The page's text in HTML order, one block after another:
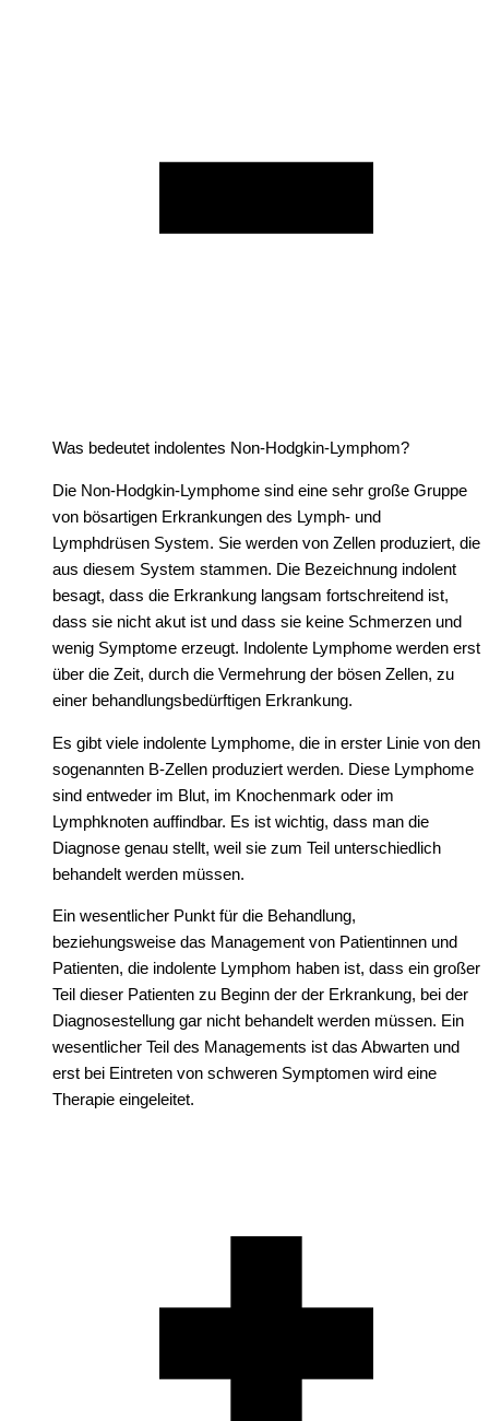
Was bedeutet indolentes Non-Hodgkin-Lymphom?
Die Non-Hodgkin-Lymphome sind eine sehr große Gruppe
von bösartigen Erkrankungen des Lymph- und
Lymphdrüsen System. Sie werden von Zellen produziert, die
aus diesem System stammen. Die Bezeichnung indolent
besagt, dass die Erkrankung langsam fortschreitend ist,
dass sie nicht akut ist und dass sie keine Schmerzen und
wenig Symptome erzeugt. Indolente Lymphome werden erst
über die Zeit, durch die Vermehrung der bösen Zellen, zu
einer behandlungsbedürftigen Erkrankung.
Es gibt viele indolente Lymphome, die in erster Linie von den
sogenannten B-Zellen produziert werden. Diese Lymphome
sind entweder im Blut, im Knochenmark oder im
Lymphknoten auffindbar. Es ist wichtig, dass man die
Diagnose genau stellt, weil sie zum Teil unterschiedlich
behandelt werden müssen.
Ein wesentlicher Punkt für die Behandlung,
beziehungsweise das Management von Patientinnen und
Patienten, die indolente Lymphom haben ist, dass ein großer
Teil dieser Patienten zu Beginn der der Erkrankung, bei der
Diagnosestellung gar nicht behandelt werden müssen. Ein
wesentlicher Teil des Managements ist das Abwarten und
erst bei Eintreten von schweren Symptomen wird eine
Therapie eingeleitet.